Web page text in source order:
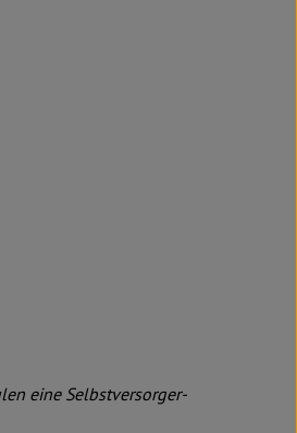
eine Selbstversorger-